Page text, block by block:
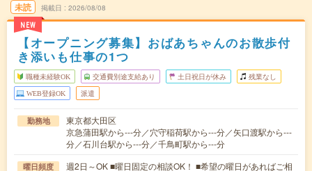
未読
NEW
掲載日 2026/08/08
【オープニング募集】おばあちゃんのお散歩付
き添いも仕事の1つ
職種未経験OK 交通費別途支給あり 土日祝日が休み 残業なし
WEB登録OK 派遣
勤務地
東京都大田区
京急蒲田駅から---分／穴守稲荷駅から---分／矢口渡駅から---
分／石川台駅から---分／千鳥町駅から---分
曜日頻度
週2日～OK ■曜日固定の相談OK！ ■希望の曜日があればご相